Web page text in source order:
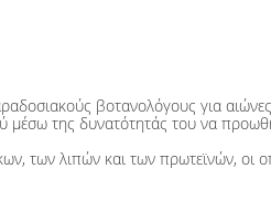
βοτανολόγους για αιώνες.
μέσω της δυνατότητάς του να
των λιπών και των πρωτεϊνών, οι